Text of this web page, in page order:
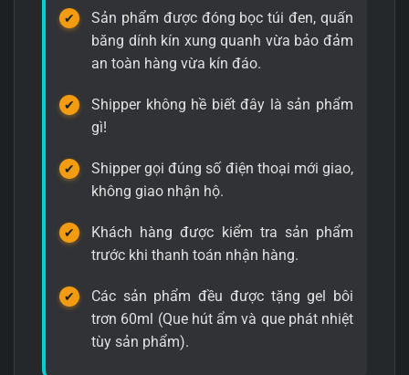
Sản phẩm được đóng bọc túi đen, quấn
băng dính kín xung quanh vừa bảo đảm
an toàn hàng vừa kín đáo.
Shipper không hề biết đây là sản phẩm
gì!
Shipper gọi đúng số điện thoại mới giao,
không giao nhận hộ.
Khách hàng được kiểm tra sản phẩm
trước khi thanh toán nhận hàng.
Các sản phẩm đều được tặng gel bôi
trơn 60ml (Que hút ẩm và que phát nhiệt
tùy sản phẩm).